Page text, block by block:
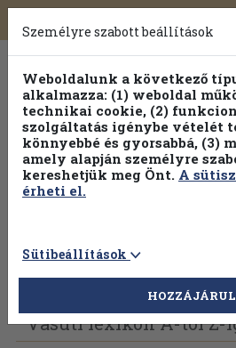
Toggle
navigation
Válogasson több mint 30
Hobbi témakörökben20%
Vissza az előző oldalra
Vasúti lexikon A-tól Z-
Személyre szabott beállítások
Weboldalunk a következő
alkalmazza: (1) weboldal
technikai cookie, (2)
szolgáltatás igénybe vételét
könnyebbé és gyorsabbá, (3)
amely alapján személyre
kereshetjük meg Önt. A
érheti el.
Sütibeállítások